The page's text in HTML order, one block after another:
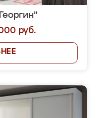
руб.